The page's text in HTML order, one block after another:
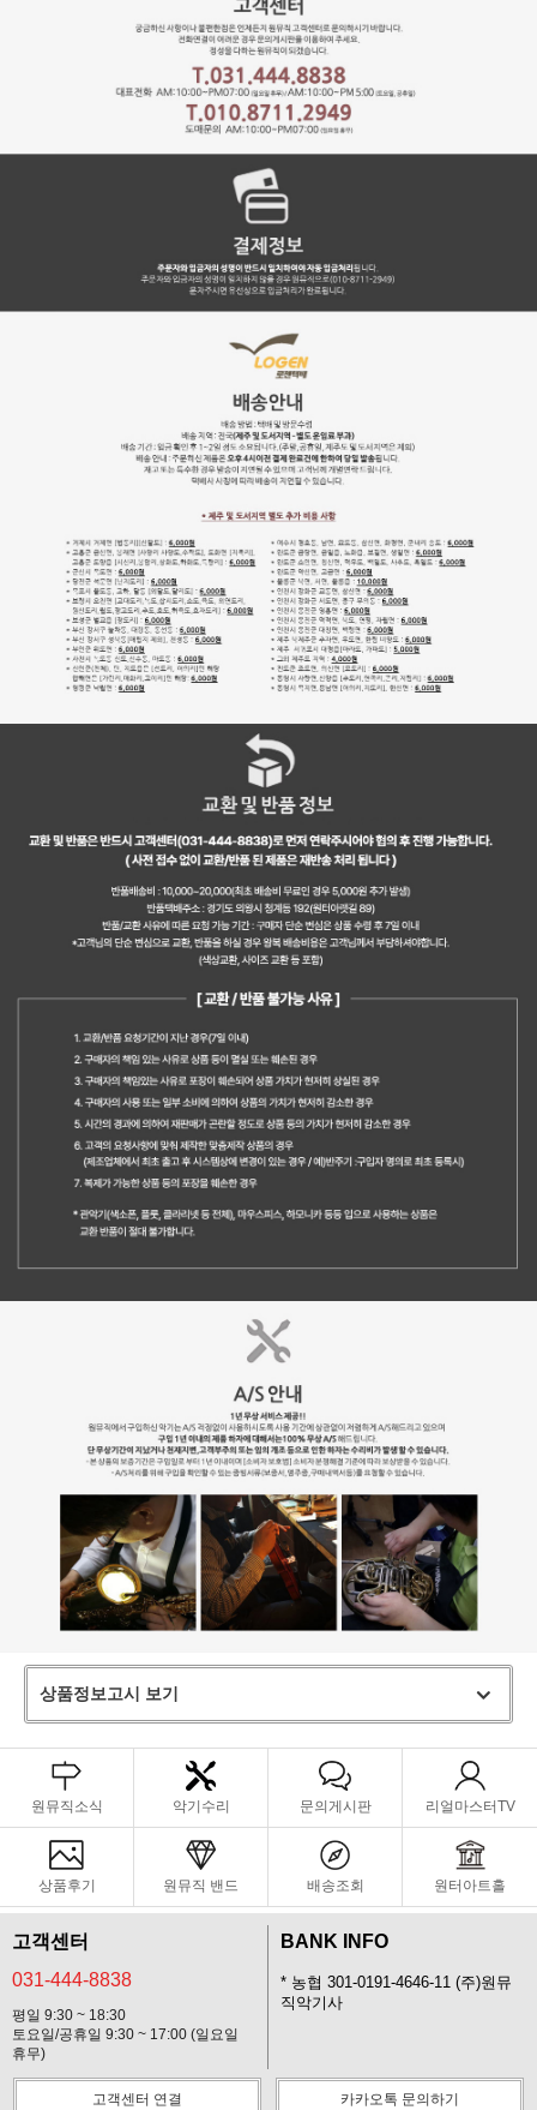
상품정보고시 보기
원뮤직소식 악기수리 문의게시판 리얼마스터TV
상품후기 원뮤직 밴드 배송조회 원터아트홀
고객센터
031-444-8838
평일 9:30 ~ 18:30
토요일/공휴일 9:30 ~ 17:00 (일요일
휴무)
BANK INFO
* 농협 301-0191-4646-11 (주)원뮤
직악기사
고객센터 연결 카카오톡 문의하기